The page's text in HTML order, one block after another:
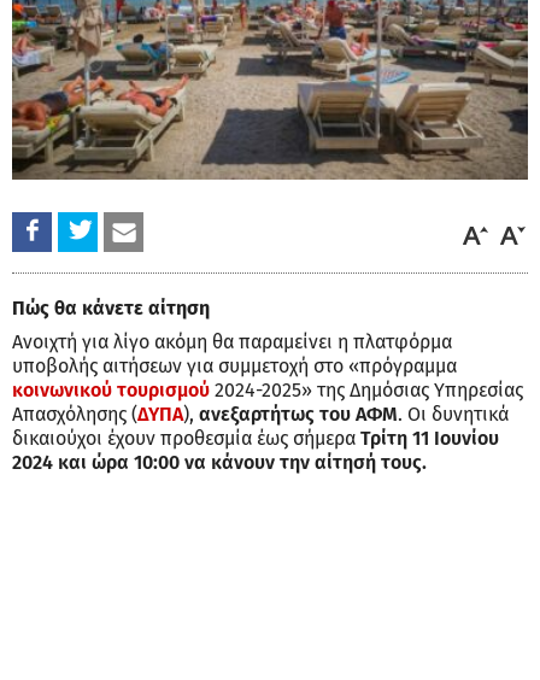
Πώς θα κάνετε αίτηση
Ανοιχτή για λίγο ακόμη θα παραμείνει η πλατφόρμα
υποβολής αιτήσεων για συμμετοχή στο «πρόγραμμα
κοινωνικού τουρισμού 2024-2025» της Δημόσιας Υπηρεσίας
Απασχόλησης (ΔΥΠΑ), ανεξαρτήτως του ΑΦΜ. Οι δυνητικά
δικαιούχοι έχουν προθεσμία έως σήμερα Τρίτη 11 Ιουνίου
2024 και ώρα 10:00 να κάνουν την αίτησή τους.